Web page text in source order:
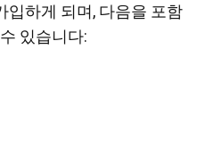
입하게 되며, 다음을 포함
있습니다: